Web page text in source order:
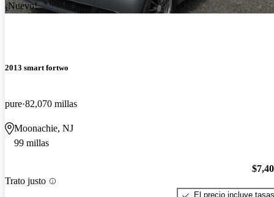
¡Nuevo!
2013 smart fortwo
pure 82,070 millas
Moonachie, NJ
99 millas
Trato justo
El precio incluye tasas